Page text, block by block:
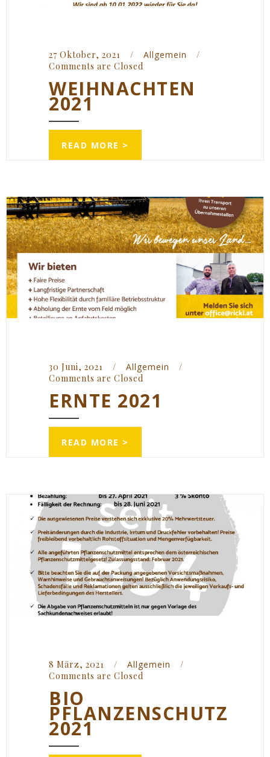
27 Oktober, 2021 / Allgemein
/
Comments are Closed
WEIHNACHTEN
2021
READ MORE >
30 Juni, 2021 / Allgemein
/
Comments are Closed
ERNTE 2021
READ MORE >
8 März, 2021 / Allgemein
/
Comments are Closed
BIO
PFLANZENSCHUTZ
2021